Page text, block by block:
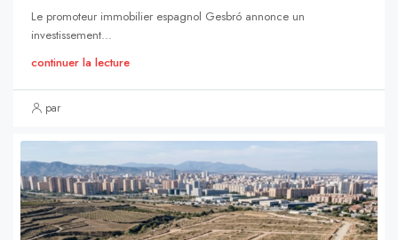
Le promoteur immobilier espagnol Gesbró annonce un
investissement...
continuer la lecture
par